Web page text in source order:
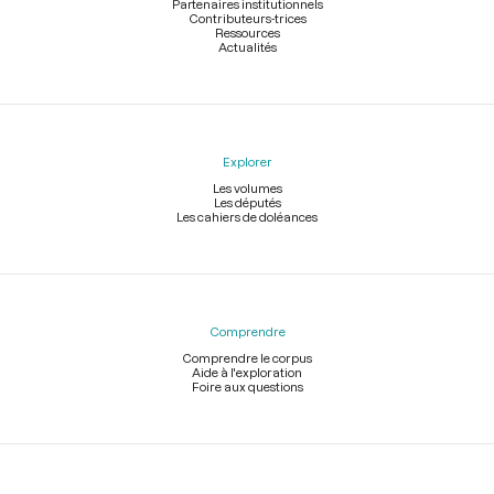
Partenaires institutionnels
Contributeurs-trices
Ressources
Actualités
Explorer
Les volumes
Les députés
Les cahiers de doléances
Comprendre
Comprendre le corpus
Aide à l'exploration
Foire aux questions